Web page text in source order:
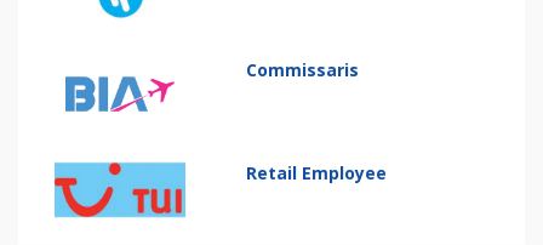
Commissaris
Retail Employee